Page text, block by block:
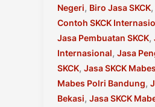
Polri
Untuk
Ke
Luar
Negeri
Negeri, Biro Jasa SKCK,
Contoh SKCK
Jasa Pembuatan SKCK,
Internasional, Jasa
SKCK, Jasa SKCK
Mabes Polri Bandung,
Bekasi, Jasa SKCK